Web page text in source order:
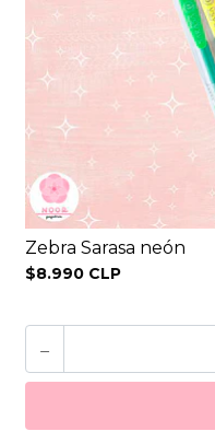
Zebra Sarasa neón
$8.990 CLP
-